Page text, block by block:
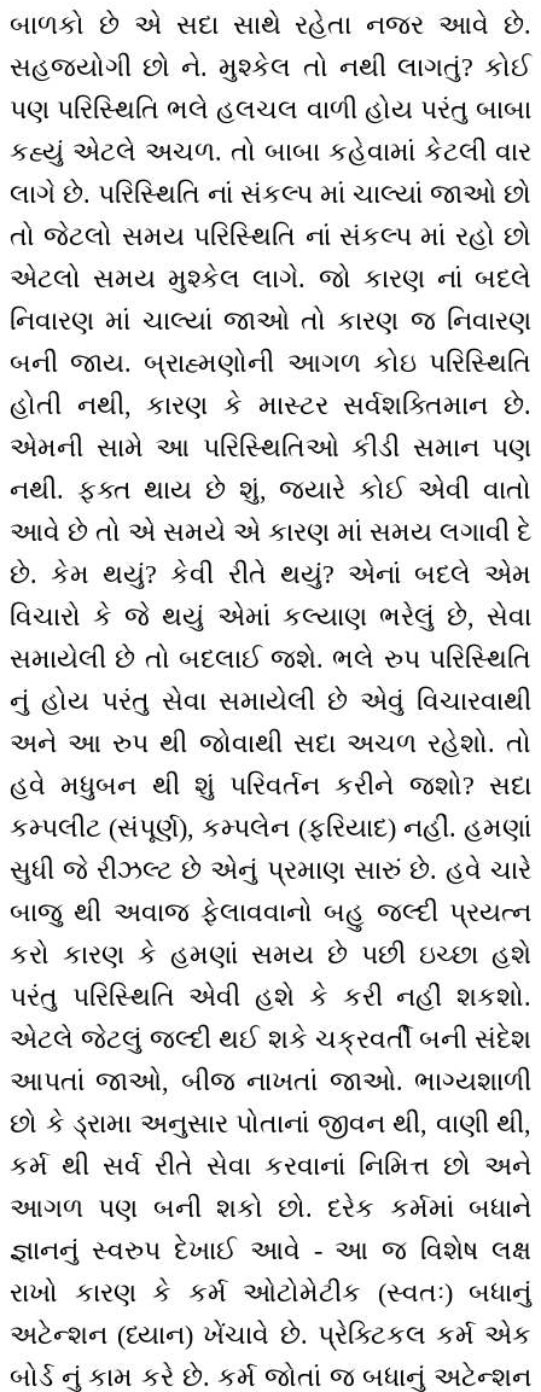
બાળકો છે એ સદા સાથે રહેતા નજર આવે છે.
સહજયોગી છો ને. મુશ્કેલ તો નથી લાગતું? કોઈ
પણ પરિસ્થિતિ ભલે હલચલ વાળી હોય પરંતુ બાબા
કહ્યું એટલે અચળ. તો બાબા કહેવામાં કેટલી વાર
લાગે છે. પરિસ્થિતિ નાં સંકલ્પ માં ચાલ્યાં જાઓ છો
તો જેટલો સમય પરિસ્થિતિ નાં સંકલ્પ માં રહો છો
એટલો સમય મુશ્કેલ લાગે. જો કારણ નાં બદલે
નિવારણ માં ચાલ્યાં જાઓ તો કારણ જ નિવારણ
બની જાય. બ્રાહ્મણોની આગળ કોઇ પરિસ્થિતિ
હોતી નથી, કારણ કે માસ્ટર સર્વશક્તિમાન છે.
એમની સામે આ પરિસ્થિતિઓ કીડી સમાન પણ
નથી. ફક્ત થાય છે શું, જ્યારે કોઈ એવી વાતો
આવે છે તો એ સમયે એ કારણ માં સમય લગાવી દે
છે. કેમ થયું? કેવી રીતે થયું? એનાં બદલે એમ
વિચારો કે જે થયું એમાં કલ્યાણ ભરેલું છે, સેવા
સમાયેલી છે તો બદલાઈ જશે. ભલે રુપ પરિસ્થિતિ
નું હોય પરંતુ સેવા સમાયેલી છે એવું વિચારવાથી
અને આ રુપ થી જોવાથી સદા અચળ રહેશો. તો
હવે મધુબન થી શું પરિવર્તન કરીને જશો? સદા
કમ્પલીટ (સંપૂર્ણ), કમ્પલેન (ફરિયાદ) નહીં. હમણાં
સુધી જે રીઝલ્ટ છે એનું પ્રમાણ સારું છે. હવે ચારે
બાજુ થી અવાજ ફેલાવવાનો બહુ જલ્દી પ્રયત્ન
કરો કારણ કે હમણાં સમય છે પછી ઇચ્છા હશે
પરંતુ પરિસ્થિતિ એવી હશે કે કરી નહીં શકશો.
એટલે જેટલું જલ્દી થઈ શકે ચક્રવર્તી બની સંદેશ
આપતાં જાઓ, બીજ નાખતાં જાઓ. ભાગ્યશાળી
છો કે ડ્રામા અનુસાર પોતાનાં જીવન થી, વાણી થી,
કર્મ થી સર્વ રીતે સેવા કરવાનાં નિમિત્ત છો અને
આગળ પણ બની શકો છો. દરેક કર્મમાં બધાને
જ્ઞાનનું સ્વરુપ દેખાઈ આવે - આ જ વિશેષ લક્ષ
રાખો કારણ કે કર્મ ઓટોમેટીક (સ્વતઃ) બધાનું
અટેન્શન (ધ્યાન) ખેંચાવે છે. પ્રેક્ટિકલ કર્મ એક
બોર્ડ નું કામ કરે છે. કર્મ જોતાં જ બધાનું અટેન્શન